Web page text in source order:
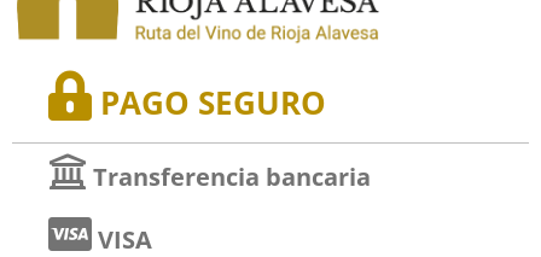
PAGO SEGURO
Transferencia bancaria
VISA